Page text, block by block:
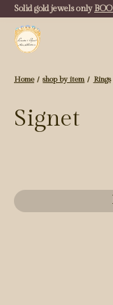
Solid gold jewels only
Home / shop by item / Rings
Signet